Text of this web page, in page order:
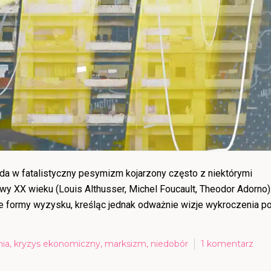
w fatalistyczny pesymizm kojarzony często z niektórymi
XX wieku (Louis Althusser, Michel Foucault, Theodor Adorno).
formy wyzysku, kreśląc jednak odważnie wizje wykroczenia
, kryzys ekonomiczny, marksizm, niedobór 1 komentarz